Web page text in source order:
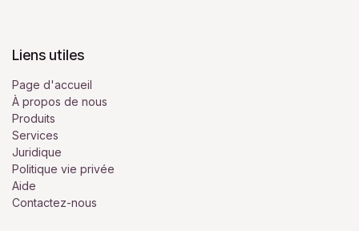
Liens utiles
Page d'accueil
À propos de nous
Produits
Services
Juridique
Politique vie privée
Aide
Contactez-nous